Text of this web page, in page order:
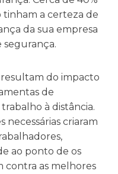
tinham a certeza de
da sua empresa
segurança.
do impacto
de
à distância.
necessárias criaram
ao ponto de os
contra as melhores